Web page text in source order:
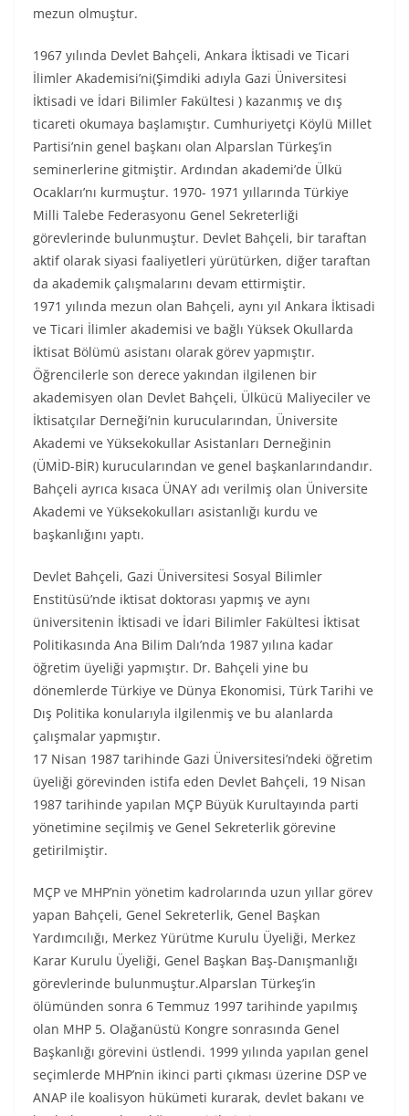
mezun olmuştur.
1967 yılında Devlet Bahçeli, Ankara İktisadi ve Ticari
İlimler Akademisi’ni(Şimdiki adıyla Gazi Üniversitesi
İktisadi ve İdari Bilimler Fakültesi ) kazanmış ve dış
ticareti okumaya başlamıştır. Cumhuriyetçi Köylü Millet
Partisi’nin genel başkanı olan Alparslan Türkeş’in
seminerlerine gitmiştir. Ardından akademi’de Ülkü
Ocakları’nı kurmuştur. 1970- 1971 yıllarında Türkiye
Milli Talebe Federasyonu Genel Sekreterliği
görevlerinde bulunmuştur. Devlet Bahçeli, bir taraftan
aktif olarak siyasi faaliyetleri yürütürken, diğer taraftan
da akademik çalışmalarını devam ettirmiştir.
1971 yılında mezun olan Bahçeli, aynı yıl Ankara İktisadi
ve Ticari İlimler akademisi ve bağlı Yüksek Okullarda
İktisat Bölümü asistanı olarak görev yapmıştır.
Öğrencilerle son derece yakından ilgilenen bir
akademisyen olan Devlet Bahçeli, Ülkücü Maliyeciler ve
İktisatçılar Derneği’nin kurucularından, Üniversite
Akademi ve Yüksekokullar Asistanları Derneğinin
(ÜMİD-BİR) kurucularından ve genel başkanlarındandır.
Bahçeli ayrıca kısaca ÜNAY adı verilmiş olan Üniversite
Akademi ve Yüksekokulları asistanlığı kurdu ve
başkanlığını yaptı.
Devlet Bahçeli, Gazi Üniversitesi Sosyal Bilimler
Enstitüsü’nde iktisat doktorası yapmış ve aynı
üniversitenin İktisadi ve İdari Bilimler Fakültesi İktisat
Politikasında Ana Bilim Dalı’nda 1987 yılına kadar
öğretim üyeliği yapmıştır. Dr. Bahçeli yine bu
dönemlerde Türkiye ve Dünya Ekonomisi, Türk Tarihi ve
Dış Politika konularıyla ilgilenmiş ve bu alanlarda
çalışmalar yapmıştır.
17 Nisan 1987 tarihinde Gazi Üniversitesi’ndeki öğretim
üyeliği görevinden istifa eden Devlet Bahçeli, 19 Nisan
1987 tarihinde yapılan MÇP Büyük Kurultayında parti
yönetimine seçilmiş ve Genel Sekreterlik görevine
getirilmiştir.
MÇP ve MHP’nin yönetim kadrolarında uzun yıllar görev
yapan Bahçeli, Genel Sekreterlik, Genel Başkan
Yardımcılığı, Merkez Yürütme Kurulu Üyeliği, Merkez
Karar Kurulu Üyeliği, Genel Başkan Baş-Danışmanlığı
görevlerinde bulunmuştur.Alparslan Türkeş’in
ölümünden sonra 6 Temmuz 1997 tarihinde yapılmış
olan MHP 5. Olağanüstü Kongre sonrasında Genel
Başkanlığı görevini üstlendi. 1999 yılında yapılan genel
seçimlerde MHP’nin ikinci parti çıkması üzerine DSP ve
ANAP ile koalisyon hükümeti kurarak, devlet bakanı ve